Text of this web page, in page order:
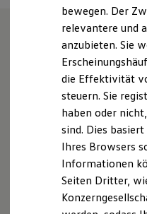
Laden
Batterie
Sicherheit
Garantie
Technologie
Kosten und Kauf
E-Auto-
Software und
ID.
Digitale
Unsere
Überblick
Gebrauchtwagen
Service
Volkswagen
Service
bewegen. Der
relevantere und
anzubieten. Sie
die Effektivität
steuern. Sie
haben oder
sind. Dies
Ihres Browsers
Informationen
Seiten Dritter,